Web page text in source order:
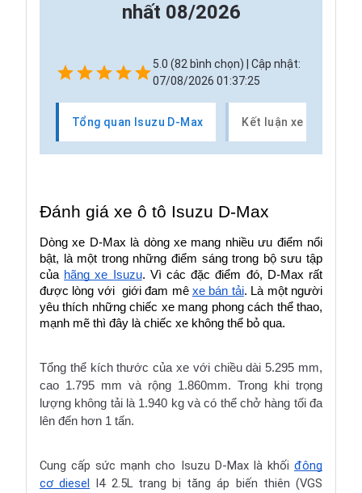
nhất 08/2026
5.0 (82 bình chọn) | Cập nhật:
07/08/2026 01:37:25
Tổng quan Isuzu D-Max Kết luận xe Isuzu D-
Đánh giá xe ô tô Isuzu D-Max
Dòng xe D-Max là dòng xe mang nhiều ưu điểm nổi
bật, là một trong những điểm sáng trong bộ sưu tập
của hãng xe Isuzu. Vì các đặc điểm đó, D-Max rất
được lòng với  giới đam mê xe bán tải. Là một người
yêu thích những chiếc xe mang phong cách thể thao,
mạnh mẽ thì đây là chiếc xe không thể bỏ qua.
Tổng thể kích thước của xe với chiều dài 5.295 mm,
cao 1.795 mm và rộng 1.860mm. Trong khi trọng
lượng không tải là 1.940 kg và có thể chở hàng tối đa
lên đến hơn 1 tấn.
Cung cấp sức mạnh cho Isuzu D-Max là khối động
cơ diesel I4 2.5L trang bị tăng áp biến thiên (VGS